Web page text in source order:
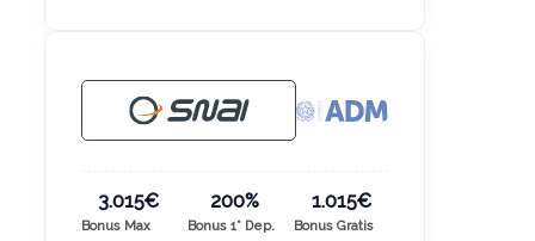
3.015€
Bonus Max
200%
Bonus 1° Dep.
1.015€
Bonus Gratis